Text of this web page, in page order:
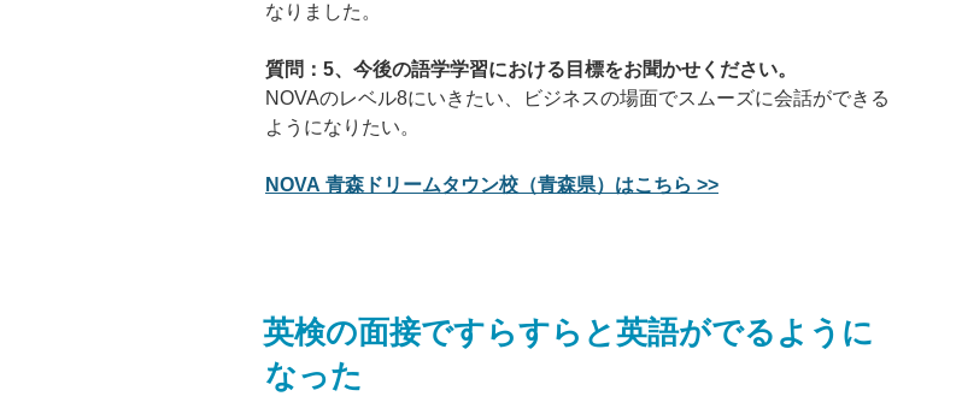
なりました。
質問：5、今後の語学学習における目標をお聞かせください。
NOVAのレベル8にいきたい、ビジネスの場面でスムーズに会話ができる
ようになりたい。
NOVA 青森ドリームタウン校（青森県）はこちら >>
英検の面接ですらすらと英語がでるように
なった